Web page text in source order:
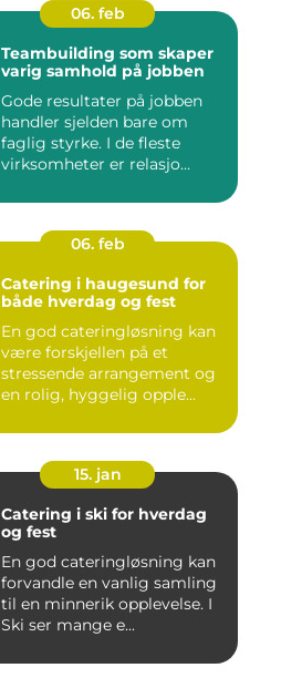
06. feb
Teambuilding som skaper
varig samhold på jobben
Gode resultater på jobben
handler sjelden bare om
faglig styrke. I de fleste
virksomheter er relasjo...
06. feb
Catering i haugesund for
både hverdag og fest
En god cateringløsning kan
være forskjellen på et
stressende arrangement og
en rolig, hyggelig opple...
15. jan
Catering i ski for hverdag
og fest
En god cateringløsning kan
forvandle en vanlig samling
til en minnerik opplevelse. I
Ski ser mange e...